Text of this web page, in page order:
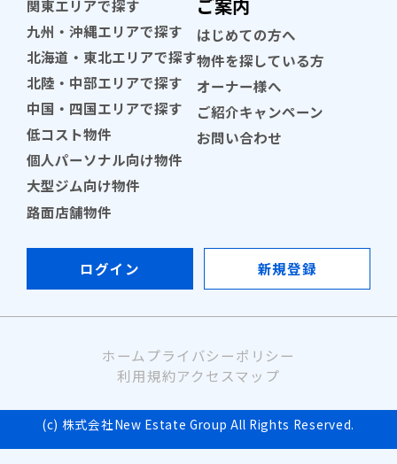
関東エリアで探す
九州・沖縄エリアで探す
北海道・東北エリアで探す
北陸・中部エリアで探す
中国・四国エリアで探す
低コスト物件
個人パーソナル向け物件
大型ジム向け物件
路面店舗物件
はじめての方へ
物件を探している方
オーナー様へ
ご紹介キャンペーン
お問い合わせ
ログイン 新規登録
ホーム プライバシーポリシー
利用規約アクセスマップ
(c) 株式会社New Estate Group All Rights Reserved.